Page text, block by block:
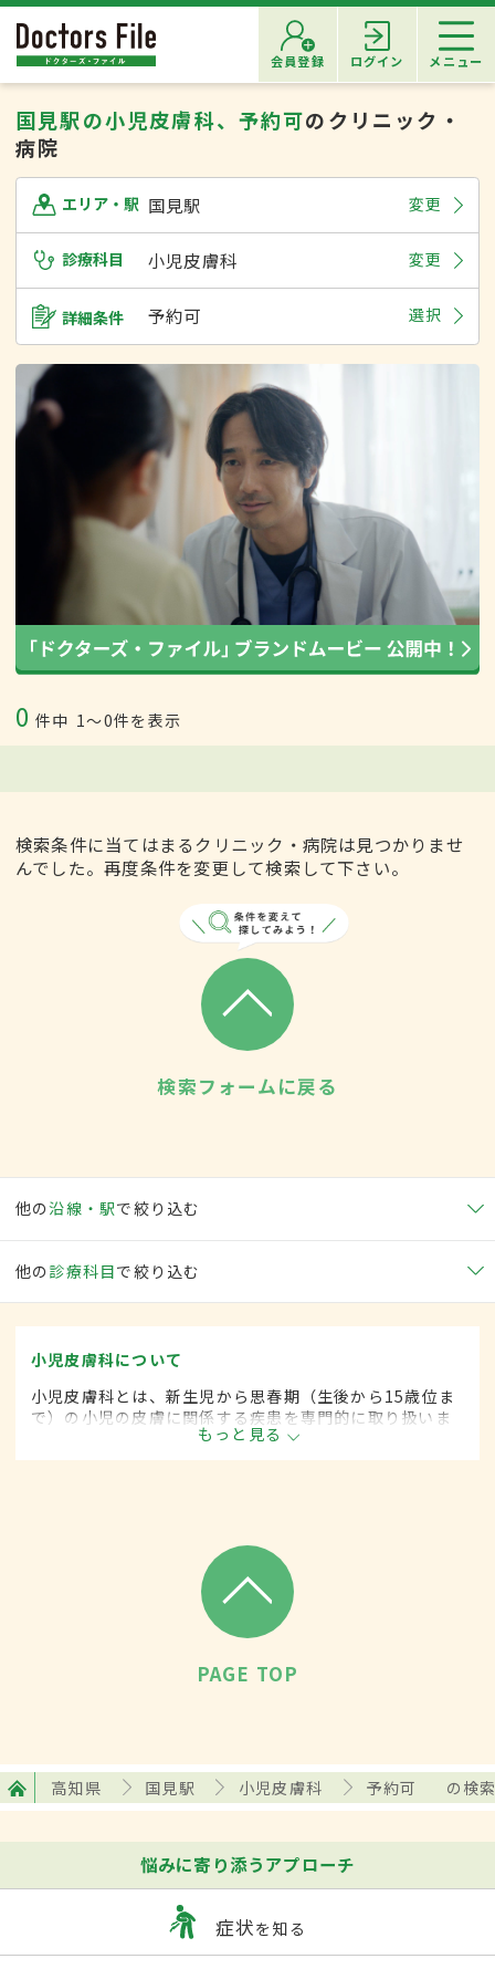
会員登録 ログイン メニュー
国見駅の小児皮膚科、予約可のクリニック・
病院
エリア・駅 国見駅 変更
診療科目 小児皮膚科 変更
詳細条件 予約可 選択
0 件中 1〜0件を表示
検索条件に当てはまるクリニック・病院は見つかりませ
んでした。再度条件を変更して検索して下さい。
検索フォームに戻る
他の沿線・駅で絞り込む
他の 診療科目で絞り込む
小児皮膚科について
小児皮膚科とは、新生児から思春期（生後から15歳位ま
で）の小児の皮膚に関係する疾患を専門的に取り扱いま
もっと見る
PAGE TOP
高知県 国見駅 小児皮膚科 予約可 の検
悩みに寄り添うアプローチ
症状を知る